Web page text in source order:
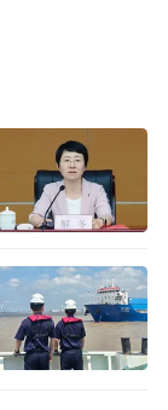
询。次日0时
解放大道与
着郑先生沿
亲，让她立
聂建华与郑